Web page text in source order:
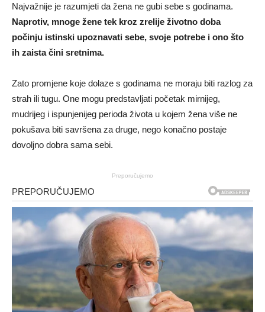
Najvažnije je razumjeti da žena ne gubi sebe s godinama.
Naprotiv, mnoge žene tek kroz zrelije životno doba
počinju istinski upoznavati sebe, svoje potrebe i ono što
ih zaista čini sretnima.
Zato promjene koje dolaze s godinama ne moraju biti razlog za
strah ili tugu. One mogu predstavljati početak mirnijeg,
mudrijeg i ispunjenijeg perioda života u kojem žena više ne
pokušava biti savršena za druge, nego konačno postaje
dovoljno dobra sama sebi.
Preporučujemo